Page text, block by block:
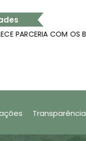
COM OS
Transparência